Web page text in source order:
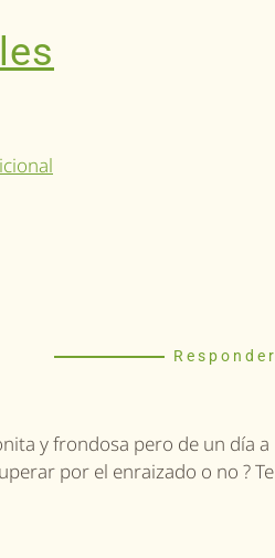
Responder
y frondosa pero de un día a
por el enraizado o no ? Te